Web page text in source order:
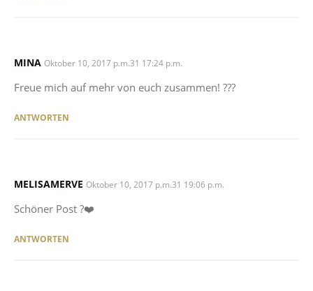
MINA SAYS:
Oktober 10, 2017 p.m.31 17:24 p.m.
Freue mich auf mehr von euch zusammen! ???
ANTWORTEN
MELISAMERVE SAYS:
Oktober 10, 2017 p.m.31 19:06 p.m.
Schöner Post ?❤️
ANTWORTEN